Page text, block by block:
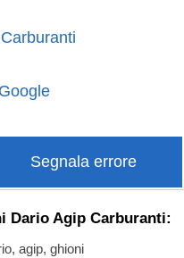
Segnala errore
Dario Agip Carburanti:
agip, ghioni